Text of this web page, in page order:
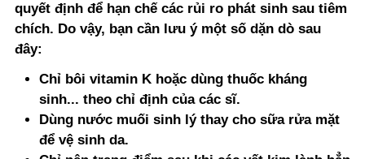
quyết định để hạn chế các rủi ro phát sinh sau tiêm
chích. Do vậy, bạn cần lưu ý một số dặn dò sau
đây:
Chỉ bôi vitamin K hoặc dùng thuốc kháng
sinh... theo chỉ định của các sĩ.
Dùng nước muối sinh lý thay cho sữa rửa mặt
để vệ sinh da.